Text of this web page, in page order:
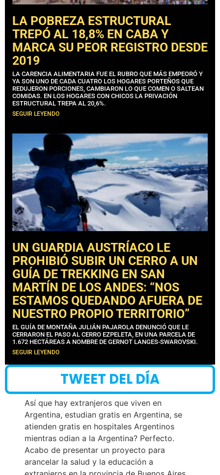
LA POBREZA ESTRUCTURAL
TREPÓ AL 18,8% EN CABA Y
MARCA SU PEOR REGISTRO DESDE
2019
LA CARENCIA ALIMENTARIA FUE EL RUBRO QUE MÁS EMPEORÓ Y
YA SON UNO DE CADA CUATRO LOS HOGARES PORTEÑOS QUE
REDUJERON PORCIONES, CAMBIARON LO QUE COMEN O SALTEAN
COMIDAS. EN LOS HOGARES CON CHICOS LA PRIVACIÓN
ESTRUCTURAL TREPA AL 20,6%.
SEGUIR LEYENDO
UN GUARDIA AUSTRÍACO LE
PROHIBIÓ SUBIR UN CERRO A UN
GUÍA DE TREKKING EN SAN
MARTÍN DE LOS ANDES: “NOS
ESTAMOS QUEDANDO AFUERA DE
NUESTRO PROPIO TERRITORIO”
EL GUÍA DE MONTAÑA JULIÁN PAJAROLA DENUNCIÓ QUE LE
CERRARON EL PASO AL CERRO EZPELETA, EN UNA PARCELA DE
1.672 HECTÁREAS A NOMBRE DE GERNOT LANGES-SWAROVSKI.
SEGUIR LEYENDO
TWEET DEL DÍA
Así que hay extranjeros que viven en
Argentina, estudian gratis en Argentina, se
atienden gratis en hospitales Argentinos
mientras odian a la Argentina? Perfecto.
Acabo de presentar un proyecto para
arancelar la salud y la educación a